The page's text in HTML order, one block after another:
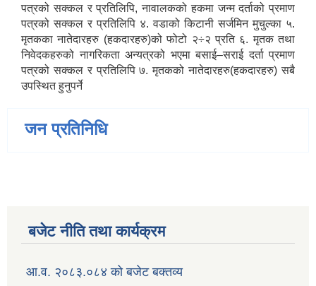
पत्रको सक्कल र प्रतिलिपि, नावालकको हकमा जन्म दर्ताको प्रमाण
पत्रको सक्कल र प्रतिलिपि ४. वडाको किटानी सर्जमिन मुचुल्का ५.
मृतकका नातेदारहरु (हकदारहरु)को फोटो २÷२ प्रति ६. मृतक तथा
निवेदकहरुको नागरिकता अन्यत्रको भएमा बसाई–सराई दर्ता प्रमाण
पत्रको सक्कल र प्रतिलिपि ७. मृतकको नातेदारहरु(हकदारहरु) सबै
उपस्थित हुनुपर्ने
जन प्रतिनिधि
बजेट नीति तथा कार्यक्रम
आ.व. २०८३.०८४ को बजेट बक्तव्य